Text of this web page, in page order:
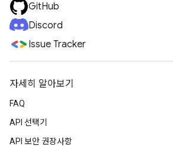
GitHub
Discord
Issue Tracker
자세히 알아보기
FAQ
API 선택기
API 보안 권장사항